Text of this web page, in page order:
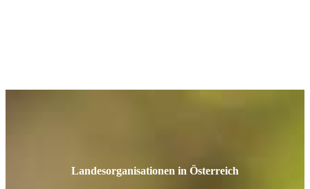
Landesorganisationen in Österreich